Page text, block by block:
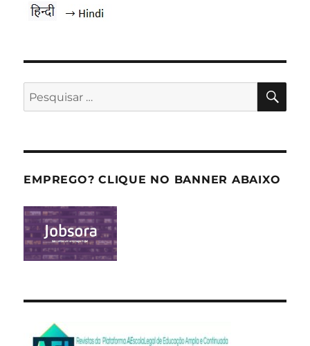
Pesquisar
por:
EMPREGO? CLIQUE NO BANNER ABAIXO